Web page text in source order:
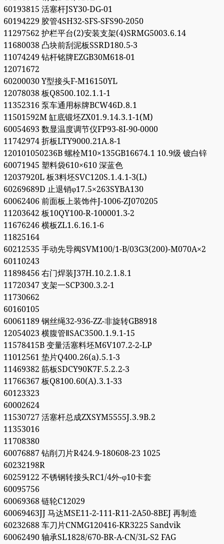
60193815 活塞杆JSY30-DG-01
60194229 胶管4SH32-SFS-SFS90-2050
11297562 护栏平台(2)安装支架(4)SRMG5003.6.14
11680038 凸块前刮泥板SSRD180.5-3
11074249 钻杆铭牌EZGB30M618-01
12071672
60200030 Y型接头F-M16150YL
12078038 板Q8500.102.1.1-1
11352316 泵车通用标牌BCW46D.8.1
11501592M 缸底锻坯ZX01.9.14.3.1-1(M)
60054693 数显温度调节仪FP93-8I-90-0000
11742974 折板LTY9000.21A.8-1
120101050236B 螺栓M10×135GB16674.1 10.9级 镀白锌
60071945 塑料袋610×610 深蓝色
12037920L 板3料坯SVC120S.1.4.1-3(L)
60269689D 止退销φ17.5×263SYBA130
60062406 前面板上装饰件J-1006-ZJ070205
11203642 板10QY100-R-100001.3-2
11676246 横板ZL1.6.16.1-6
11825164
60212535 手动先导阀SVM100/1-B/03G3(200)-M070A×2
60110243
11898456 右门焊装J37H.10.2.1.8.1
11720347 支架一SCP300.3.2-1
11730662
60160105
60061189 钢丝绳32-936-ZZ-非旋转GB8918
12054023 横腹管ⅡSAC3500.1.9.1-15
11578415B 变量活塞料坯M6V107.2-2-LP
11012561 垫片Q400.26(a).5.1-3
11469382 筋板SDCY90K7F.5.2.2-3
11766367 板Q8100.60(A).3.1-33
60123323
60002624
11530727 活塞杆总成ZXSYM5555J.3.9B.2
11353016
11708380
60076887 钻削刀片R424.9-180608-23 1025
60232198R
60259122 不锈钢转接头RC1/4外-φ10卡套
60095756
60069368 链轮C12029
60069463JJ 马达MSE11-2-111-R11-2A50-8BEJ 再制造
60232688 车刀片CNMG120416-KR3225 Sandvik
60062490 轴承SL1828/670-BR-A-CN/3L-S2 FAG